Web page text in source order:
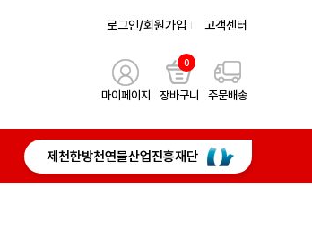
로그인/회원가입 고객센터
마이페이지
0
장바구니 주문배송
제천한방천연물산업진흥재단